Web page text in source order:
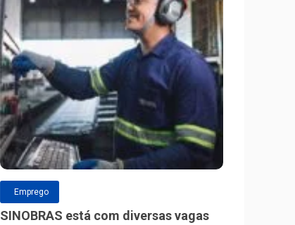
Emprego
SINOBRAS está com diversas vagas